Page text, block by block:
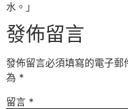
水。」
發佈留言
發佈留言必須填寫的電子郵
為 *
留言 *